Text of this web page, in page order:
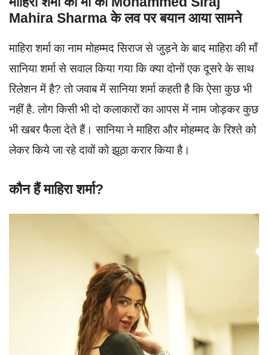
Mahira Sharmaके लव पर बयान आया सामने
माहिरा शर्मा का नाम मोहम्मद सिराज से जुड़ने के बाद माहिरा की माँ
सानिया शर्मा से सवाल किया गया कि क्या दोनों एक दूसरे के साथ
रिलेशन में है? तो जवाब में सानिया शर्मा कहती है कि ऐसा कुछ भी
नहीं है. लोग किसी भी दो कलाकारों का आपस में नाम जोड़कर कुछ
भी खबर फैला देते हैं। सानिया ने माहिरा और मोहम्मद के रिश्ते को
लेकर किये जा रहे दावों को झूठा करार किया है।
कौन हैं माहिरा शर्मा?